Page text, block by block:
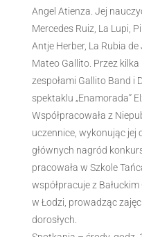
Angel Atienza. Jej
Mercedes Ruiz, La Lupi,
Antje Herber, La Rubia
Mateo Gallito. Przez
zespołami Gallito Band i
spektaklu „Enamorada”
Współpracowała z
uczennice, wykonując jej
głównych nagród
pracowała w Szkole
współpracuje z
w Łodzi, prowadząc
dorosłych.